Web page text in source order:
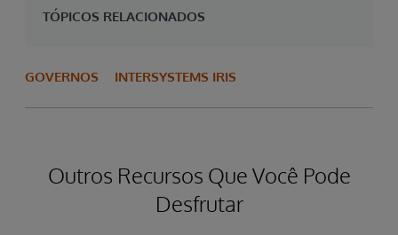
TÓPICOS RELACIONADOS
GOVERNOS INTERSYSTEMS IRIS
Outros Recursos Que Você Pode
Desfrutar